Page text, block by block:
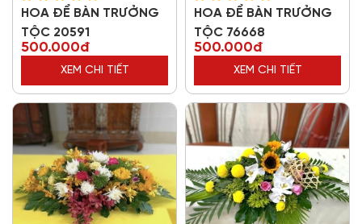
HOA ĐỂ BÀN TRƯỞNG
TỘC 20591
500.000đ
XEM CHI TIẾT
HOA ĐỂ BÀN TRƯỞNG
TỘC 76668
500.000đ
XEM CHI TIẾT